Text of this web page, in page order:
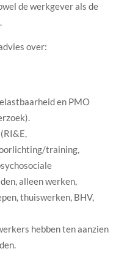
de werkgever als de
over:
en PMO
training,
alleen werken,
thuiswerken, BHV,
hebben ten aanzien